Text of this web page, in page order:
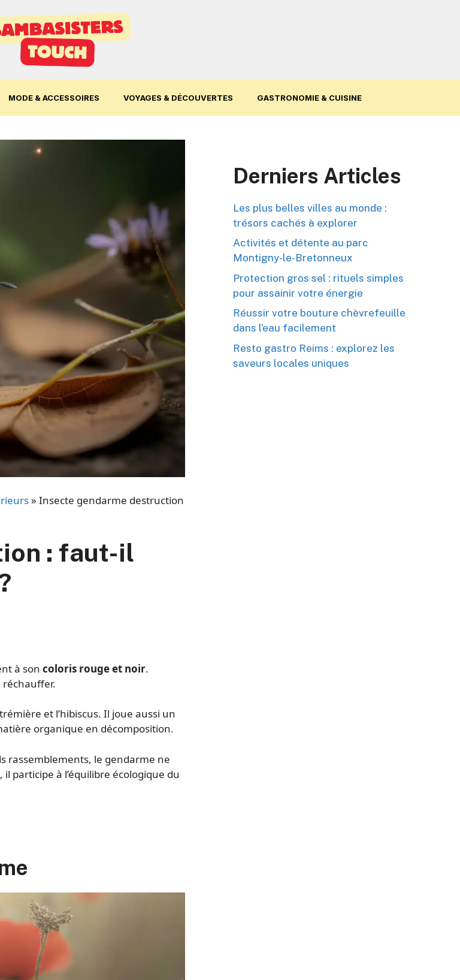
MODE & ACCESSOIRES VOYAGES & DÉCOUVERTES GASTRONOMIE & CUISINE
» Insecte gendarme destruction
: faut-il
à son coloris rouge et noir.
réchauffer.
et l’hibiscus. Il joue aussi un
organique en décomposition.
rassemblements, le gendarme ne
participe à l’équilibre écologique du
Derniers Articles
Les plus belles villes au monde :
trésors cachés à explorer
Activités et détente au parc
Montigny-le-Bretonneux
Protection gros sel : rituels simples
pour assainir votre énergie
Réussir votre bouture chèvrefeuille
dans l’eau facilement
Resto gastro Reims : explorez les
saveurs locales uniques